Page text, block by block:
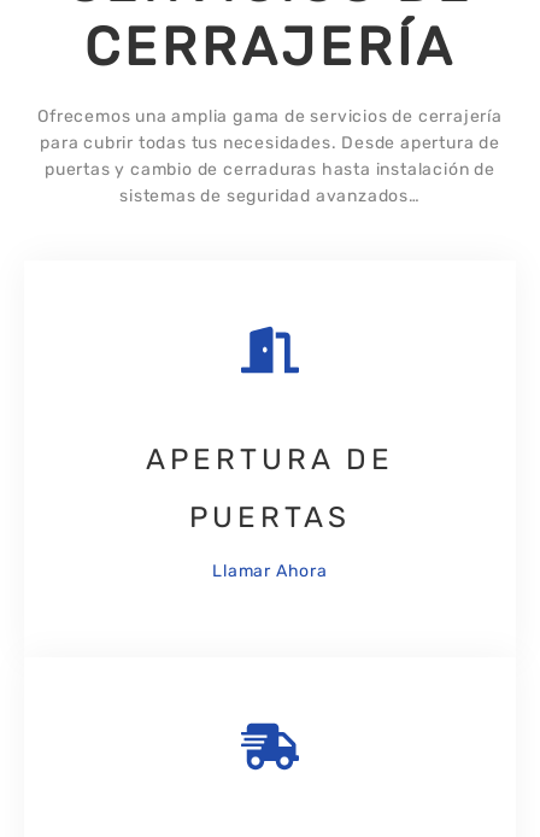
CERRAJERÍA
Ofrecemos una amplia gama de servicios de cerrajería
para cubrir todas tus necesidades. Desde apertura de
puertas y cambio de cerraduras hasta instalación de
sistemas de seguridad avanzados…
APERTURA DE
PUERTAS
Llamar Ahora